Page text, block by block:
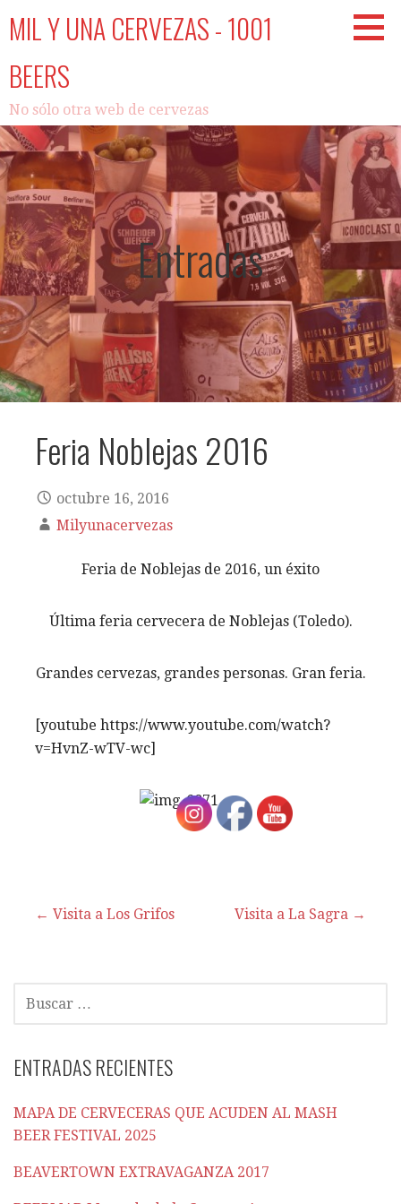
MIL Y UNA CERVEZAS - 1001
BEERS
No sólo otra web de cervezas
Entradas
Feria Noblejas 2016
octubre 16, 2016
Milyunacervezas
Feria de Noblejas de 2016, un éxito
Última feria cervecera de Noblejas (Toledo).
Grandes cervezas, grandes personas. Gran feria.
[youtube https://www.youtube.com/watch?
v=HvnZ-wTV-wc]
Navegación
entradas
← Visita a Los Grifos Visita a La Sagra →
ENTRADAS RECIENTES
MAPA DE CERVECERAS QUE ACUDEN AL MASH
BEER FESTIVAL 2025
BEAVERTOWN EXTRAVAGANZA 2017